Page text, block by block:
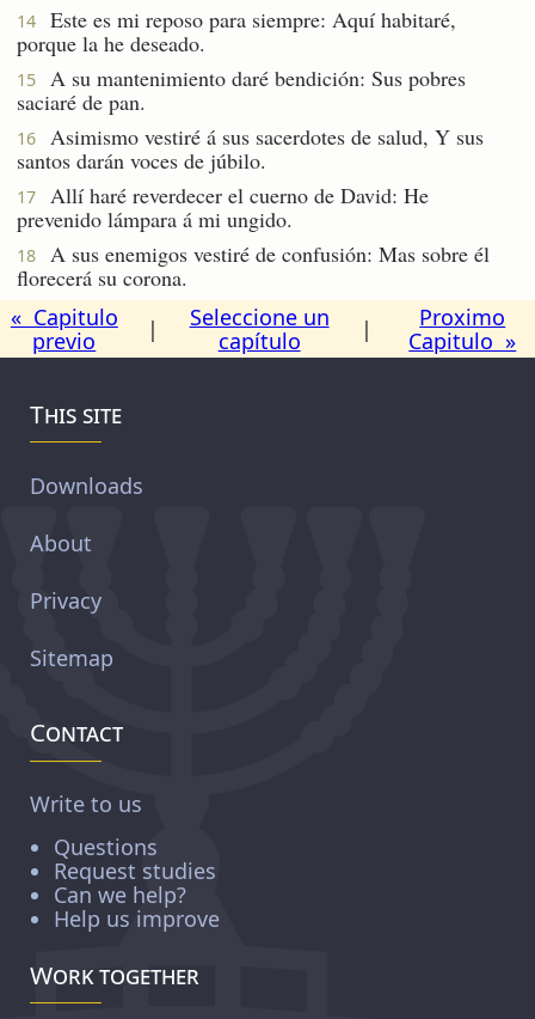
14
Este es mi reposo para siempre: Aquí habitaré,
porque la he deseado.
15
A su mantenimiento daré bendición: Sus pobres
saciaré de pan.
16
Asimismo vestiré á sus sacerdotes de salud, Y sus
santos darán voces de júbilo.
17
Allí haré reverdecer el cuerno de David: He
prevenido lámpara á mi ungido.
18
A sus enemigos vestiré de confusión: Mas sobre él
florecerá su corona.
« Capitulo
previo
|
Seleccione un
capítulo
|
Proximo
Capitulo »
This site
Downloads
About
Privacy
Sitemap
Contact
Write to us
Questions
Request studies
Can we help?
Help us improve
Work together